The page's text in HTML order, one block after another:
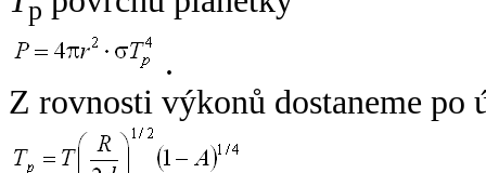
p
.
Z rovnosti výkonů dostaneme po